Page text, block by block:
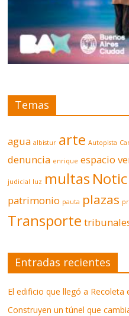
Temas
agua albistur arte Autopista
denuncia enrique espacio
judicial luz multas
patrimonio pauta plazas
Transporte
Entradas recientes
El edificio que llegó a Recoleta
Construyen un túnel que